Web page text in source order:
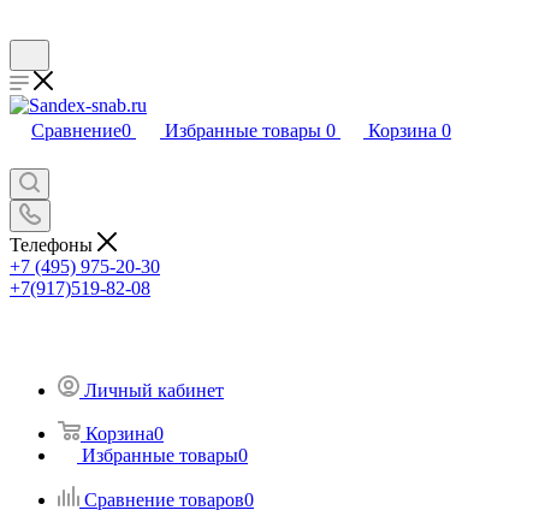
Сравнение0 Избранные товары 0 Корзина 0
Телефоны
+7 (495) 975-20-30
+7(917)519-82-08
Личный кабинет
Корзина0
Избранные товары0
Сравнение товаров0